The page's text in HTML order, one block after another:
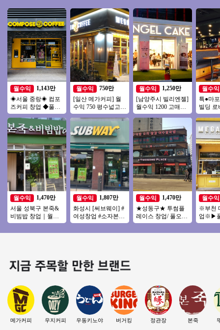
월수익
1,143만
◈서울 중랑◈ 컴포
즈커피 창업 ◆풀오
토매장◆ 주부창업/
초보창업/은퇴창업/
여성창업
월수익
1,470만
서울 성북구 본죽&
비빔밥 창업｜월매
출 3,600만원, 권리금
1억5천 창업 분석
월수익
750만
[일산 메가커피] 월
수익 750 평수넓고
확실하게 자리잡은
메가커피!
월수익
1,807만
화성시 [써브웨이] #
여성창업 #소자본창
업 #고수익 #초보창
업 #쉬운운영
월수익
1,250만
[남양주시 빌리엔젤]
월수익 1200 고매출/
고수익나오는 디저
트카페 빌리엔젤!
월수익
1,470만
★성동구★ 투썸플
레이스 창업/ 풀오토
매장! 인테리어 A급
매장
월수익
특●마
빌딩 로
이스 양
영업●
중●
월수익
※부천
업※▶
초역세
장/초보
메가커피 우지커피 우동키노야 버거킹 정관장 본죽